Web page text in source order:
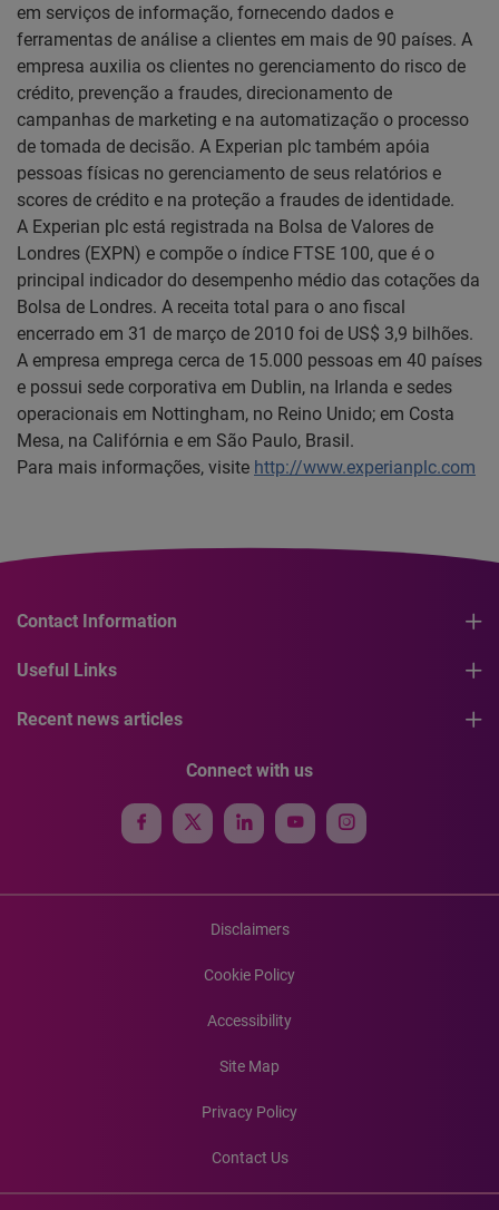
em serviços de informação, fornecendo dados e
ferramentas de análise a clientes em mais de 90 países. A
empresa auxilia os clientes no gerenciamento do risco de
crédito, prevenção a fraudes, direcionamento de
campanhas de marketing e na automatização o processo
de tomada de decisão. A Experian plc também apóia
pessoas físicas no gerenciamento de seus relatórios e
scores de crédito e na proteção a fraudes de identidade.
A Experian plc está registrada na Bolsa de Valores de
Londres (EXPN) e compõe o índice FTSE 100, que é o
principal indicador do desempenho médio das cotações da
Bolsa de Londres. A receita total para o ano fiscal
encerrado em 31 de março de 2010 foi de US$ 3,9 bilhões.
A empresa emprega cerca de 15.000 pessoas em 40 países
e possui sede corporativa em Dublin, na Irlanda e sedes
operacionais em Nottingham, no Reino Unido; em Costa
Mesa, na Califórnia e em São Paulo, Brasil.
Para mais informações, visite http://www.experianplc.com
Contact Information
Useful Links
Recent news articles
Connect with us
Disclaimers
Cookie Policy
Accessibility
Site Map
Privacy Policy
Contact Us